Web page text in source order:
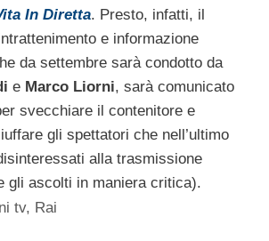
In Diretta. Presto, infatti, il
e informazione
da settembre sarà condotto da
e Marco Liorni, sarà comunicato
svecchiare il contenitore e
gli spettatori che nell’ultimo
alla trasmissione
gli ascolti in maniera critica).
tv, Rai